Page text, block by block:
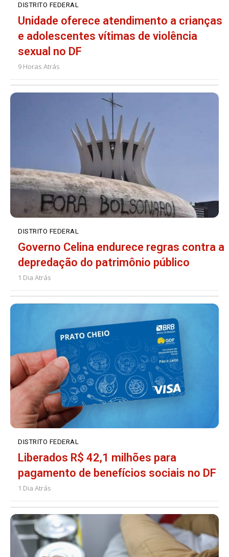
DISTRITO FEDERAL
Unidade oferece atendimento a crianças
e adolescentes vítimas de violência
sexual no DF
9 Horas Atrás
DISTRITO FEDERAL
Governo Celina endurece regras contra a
depredação do patrimônio público
1 Dia Atrás
DISTRITO FEDERAL
Liberados R$ 42,1 milhões para
pagamento de benefícios sociais no DF
1 Dia Atrás